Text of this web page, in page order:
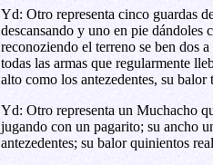
Yd: Otro representa cinco guardas
descansando y uno en pie dándoles
reconoziendo el terreno se ben dos
todas las armas que regularmente
alto como los antezedentes, su
Yd: Otro representa un Muchacho
jugando con un pagarito; su ancho
antezedentes; su balor quinientos